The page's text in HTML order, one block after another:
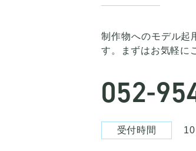
制作物へのモデル起
す。まずはお気軽に
052-
受付時間